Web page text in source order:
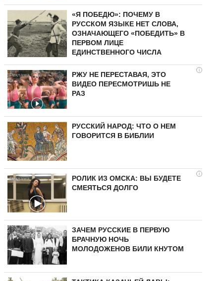
«Я ПОБЕДЮ»: ПОЧЕМУ В
РУССКОМ ЯЗЫКЕ НЕТ СЛОВА,
ОЗНАЧАЮЩЕГО «ПОБЕДИТЬ» В
ПЕРВОМ ЛИЦЕ
ЕДИНСТВЕННОГО ЧИСЛА
i
РЖУ НЕ ПЕРЕСТАВАЯ, ЭТО
ВИДЕО ПЕРЕСМОТРИШЬ НЕ
РАЗ
РУССКИЙ НАРОД: ЧТО О НЕМ
ГОВОРИТСЯ В БИБЛИИ
i
РОЛИК ИЗ ОМСКА: ВЫ БУДЕТЕ
СМЕЯТЬСЯ ДОЛГО
ЗАЧЕМ РУССКИЕ В ПЕРВУЮ
БРАЧНУЮ НОЧЬ
МОЛОДОЖЕНОВ БИЛИ КНУТОМ